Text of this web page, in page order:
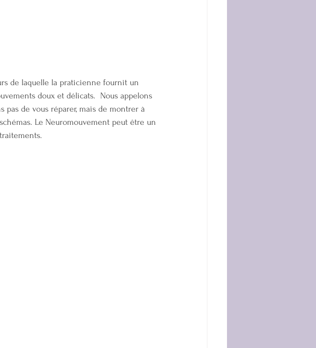
de laquelle la praticienne fournit un
doux et délicats.  Nous appelons
pas de vous réparer, mais de montrer à
Le Neuromouvement peut être un